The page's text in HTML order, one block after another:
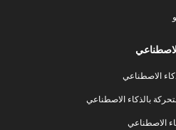
الاصطناعي
بالذكاء الاصطناعي
الاصطناعي